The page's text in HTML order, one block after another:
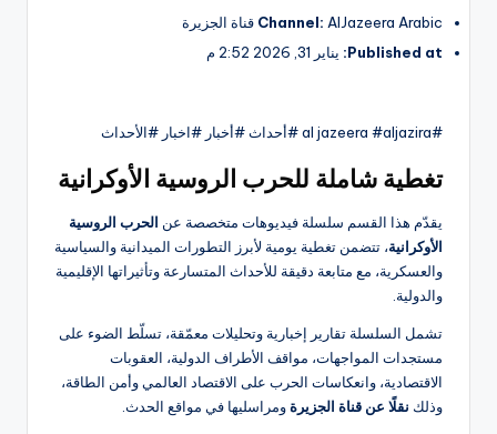
Channel: AlJazeera Arabic قناة الجزيرة
Published at: يناير 31, 2026 2:52 م
#al jazeera #aljazira #أحداث #أخبار #اخبار #الأحداث
تغطية شاملة للحرب الروسية الأوكرانية
يقدّم هذا القسم سلسلة فيديوهات متخصصة عن الحرب الروسية
الأوكرانية، تتضمن تغطية يومية لأبرز التطورات الميدانية والسياسية
والعسكرية، مع متابعة دقيقة للأحداث المتسارعة وتأثيراتها الإقليمية
والدولية.
تشمل السلسلة تقارير إخبارية وتحليلات معمّقة، تسلّط الضوء على
مستجدات المواجهات، مواقف الأطراف الدولية، العقوبات
الاقتصادية، وانعكاسات الحرب على الاقتصاد العالمي وأمن الطاقة،
وذلك نقلًا عن قناة الجزيرةومراسليها في مواقع الحدث.